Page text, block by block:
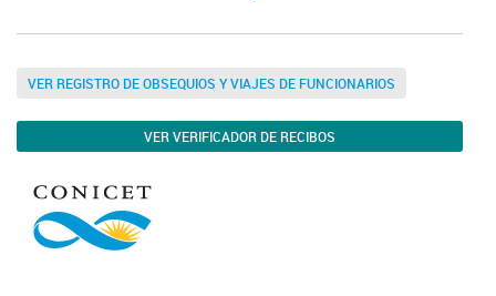
VER REGISTRO DE OBSEQUIOS Y VIAJES DE FUNCIONARIOS
VER VERIFICADOR DE RECIBOS